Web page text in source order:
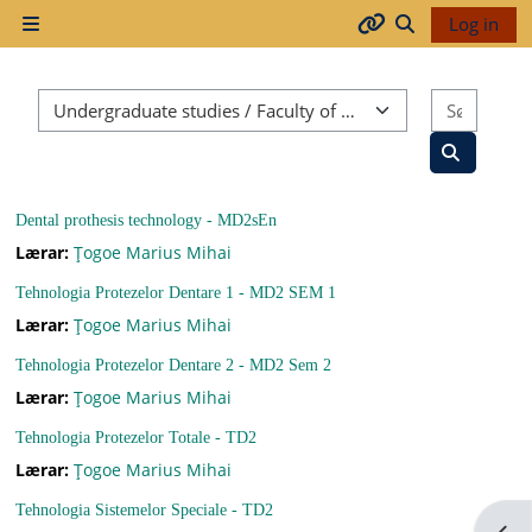
Gå til hovudinnhaldet
Sidepanel
Arhiva
2018-
2019
Resurse
generale
Orar
Veksle
Log in
Kurskategoriar
Søk etter
Dental prothesis technology - MD2sEn
Lærar: Ţogoe Marius Mihai
Tehnologia Protezelor Dentare 1 - MD2 SEM 1
Lærar: Ţogoe Marius Mihai
Tehnologia Protezelor Dentare 2 - MD2 Sem 2
Lærar: Ţogoe Marius Mihai
Tehnologia Protezelor Totale - TD2
Lærar: Ţogoe Marius Mihai
Tehnologia Sistemelor Speciale - TD2